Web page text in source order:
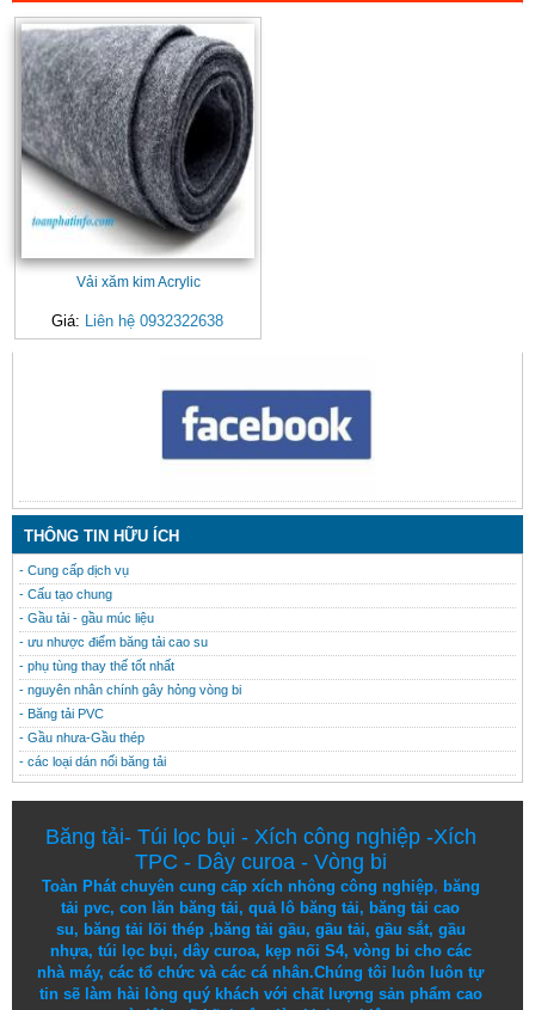
Vải xăm kim Acrylic
Giá: Liên hệ 0932322638
THÔNG TIN HỮU ÍCH
- Cung cấp dịch vụ
- Cấu tạo chung
- Gầu tải - gầu múc liệu
- ưu nhược điểm băng tải cao su
- phụ tùng thay thế tốt nhất
- nguyên nhân chính gây hỏng vòng bi
- Băng tải PVC
- Gầu nhưa-Gầu thép
- các loại dán nối băng tải
Băng tải- Túi lọc bụi - Xích công nghiệp-Xích
TPC - Dây curoa - Vòng bi
Toàn Phát chuyên cung cấp xích nhông công nghiệp, băng
tải pvc,con lăn băng tải,quả lô băng tải, băng tải cao
su, băng tải lõi thép,băng tải gầu, gầu tải, gầu sắt, gầu
nhựa, túi lọc bụi, dây curoa, kẹp nối S4, vòng bi cho các
nhà máy, các tổ chức và các cá nhân.Chúng tôi luôn luôn tự
tin sẽ làm hài lòng quý khách với chất lượng sảnphẩm cao